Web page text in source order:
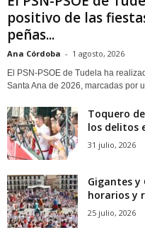
positivo de las
peñas...
Ana Córdoba - 1 agosto, 2026
El PSN-PSOE de Tudela ha
Santa Ana de 2026, marcadas por
Toquero
los delitos
31 julio, 2026
Gigantes y
horarios y
25 julio, 2026